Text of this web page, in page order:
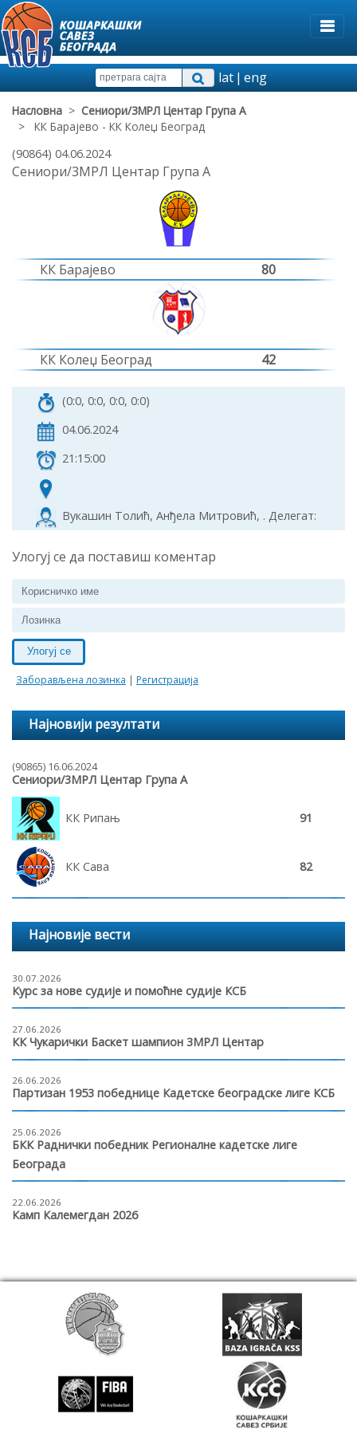
lat|eng
Насловна > Сениори/3МРЛ Центар Група А
> КК Барајево - КК Колеџ Београд
(90864) 04.06.2024
Сениори/3МРЛ Центар Група А
КК Барајево 80
КК Колеџ Београд 42
(0:0, 0:0, 0:0, 0:0)
04.06.2024
21:15:00
Вукашин Толић, Анђела Митровић, . Делегат:
Улогуј се да поставиш коментар
Улогуј се
Заборављена лозинка | Регистрација
Најновији резултати
(90865) 16.06.2024
Сениори/3МРЛ Центар Група А
КК Рипањ 91
КК Сава 82
Најновије вести
30.07.2026
Курс за нове судије и помоћне судије КСБ
27.06.2026
КК Чукарички Баскет шампион 3МРЛ Центар
26.06.2026
Партизан 1953 победнице Кадетске београдске лиге КСБ
25.06.2026
БКК Раднички победник Регионалне кадетске лиге
Београда
22.06.2026
Камп Калемегдан 2026